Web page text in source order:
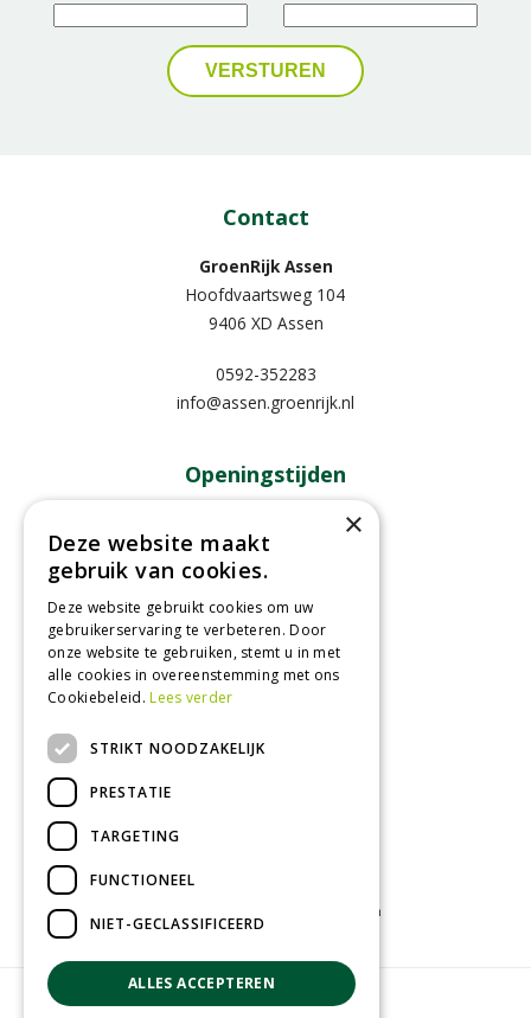
Contact
GroenRijk Assen
Hoofdvaartsweg 104
9406 XD Assen
0592-352283
info@assen.groenrijk.nl
Openingstijden
09:00 - 18:00
Dinsdag
Woensdag
Donderdag
09:00 - 18:00
Vrijdag
09:00 - 18:00
Zaterdag
09:00 - 17:00
Toon alle openingstijden
Tuinplanten
© Groenrijk Assen
×
Deze website maakt
gebruik van cookies.
Deze website gebruikt cookies om uw
gebruikerservaring te verbeteren. Door
onze website te gebruiken, stemt u in met
alle cookies in overeenstemming met ons
Cookiebeleid.Lees verder
STRIKT NOODZAKELIJK
PRESTATIE
TARGETING
FUNCTIONEEL
NIET-GECLASSIFICEERD
ALLES ACCEPTEREN